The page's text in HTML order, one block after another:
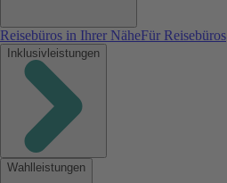
Reisebüros in Ihrer NäheFür Reisebüros
Inklusivleistungen
Wahlleistungen